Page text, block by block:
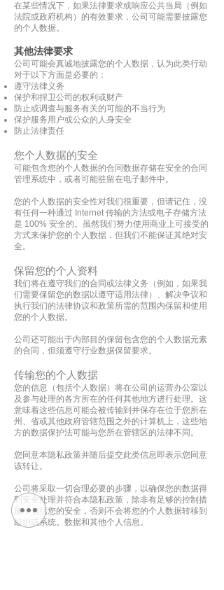
在某些情况下，如果法律要求或响应公共当局（例如
法院或政府机构）的有效要求，公司可能需要披露您
的个人数据。
其他法律要求
公司可能会真诚地披露您的个人数据，认为此类行动
对于以下方面是必要的：
遵守法律义务
保护和捍卫公司的权利或财产
防止或调查与服务有关的可能的不当行为
保护服务用户或公众的人身安全
防止法律责任
您个人数据的安全
可能包含您的个人数据的合同数据存储在安全的合同
管理系统中，或者可能驻留在电子邮件中。
您的个人数据的安全性对我们很重要，但请记住，没
有任何一种通过 Internet 传输的方法或电子存储方法
是 100% 安全的。虽然我们努力使用商业上可接受的
方式来保护您的个人数据，但我们不能保证其绝对安
全。
保留您的个人资料
我们将在遵守我们的合同或法律义务（例如，如果我
们需要保留您的数据以遵守适用法律）、解决争议和
执行我们的法律协议和政策所需的范围内保留和使用
您的个人数据。
公司还可能出于内部目的保留包含您的个人数据元素
的合同，但须遵守行业数据保留要求。
传输您的个人数据
您的信息（包括个人数据）将在公司的运营办公室以
及参与处理的各方所在的任何其他地方进行处理。这
意味着这些信息可能会被传输到并保存在位于您所在
州、省或其他政府管辖范围之外的计算机上，这些地
方的数据保护法可能与您所在管辖区的法律不同。
您同意本隐私政策并随后提交此类信息即表示您同意
该转让。
公司将采取一切合理必要的步骤，以确保您的数据得
到安全处理并符合本隐私政策，除非有足够的控制措
施，包括您的安全，否则不会将您的个人数据转移到
组织或系统。数据和其他个人信息。